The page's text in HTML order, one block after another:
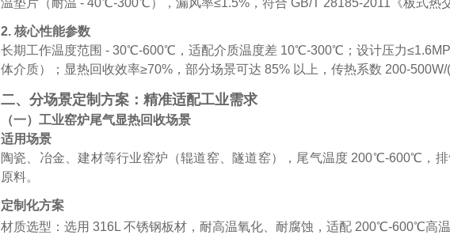
2. 核心性能参数
长期工作温度范围 - 30℃-600℃，适配介质温度差 10℃-300℃；设计压力
体介质）；显热回收效率≥70%，部分场景可达 85% 以上，传热系数 200-500W/
二、分场景定制方案：精准适配工业需求
（一）工业窑炉尾气显热回收场景
适用场景
陶瓷、冶金、建材等行业窑炉（辊道窑、隧道窑），尾气温度 200℃-600℃，
原料。
定制化方案
材质选型：选用 316L 不锈钢板材，耐高温氧化、耐腐蚀，适配 200℃-600℃高温